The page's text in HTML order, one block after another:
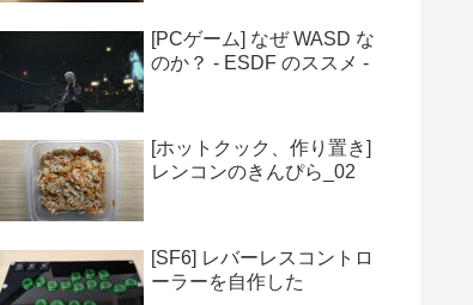
[PCゲーム] なぜ WASD な
のか？ - ESDF のススメ -
[ホットクック、作り置き]
レンコンのきんぴら_02
[SF6] レバーレスコントロ
ーラーを自作した